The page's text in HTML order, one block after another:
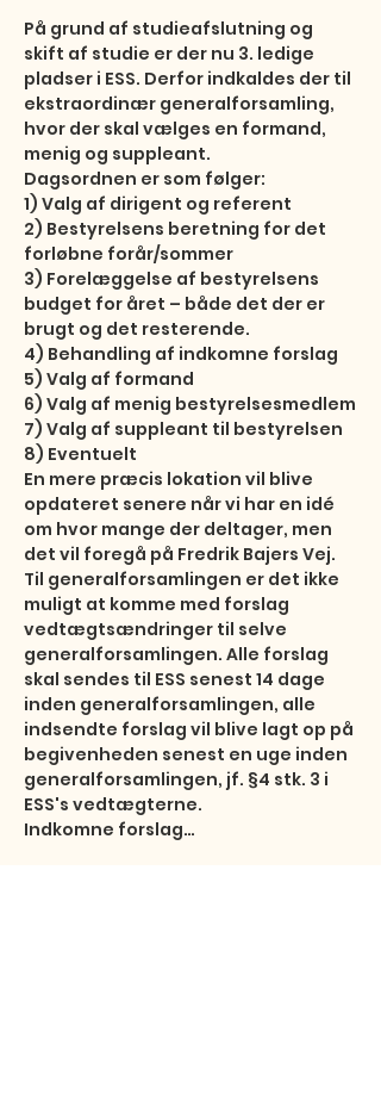
På grund af studieafslutning og
skift af studie er der nu 3. ledige
pladser i ESS. Derfor indkaldes der til
ekstraordinær generalforsamling,
hvor der skal vælges en formand,
menig og suppleant.
Dagsordnen er som følger:
1) Valg af dirigent og referent
2) Bestyrelsens beretning for det
forløbne forår/sommer
3) Forelæggelse af bestyrelsens
budget for året – både det der er
brugt og det resterende.
4) Behandling af indkomne forslag
5) Valg af formand
6) Valg af menig bestyrelsesmedlem
7) Valg af suppleant til bestyrelsen
8) Eventuelt
En mere præcis lokation vil blive
opdateret senere når vi har en idé
om hvor mange der deltager, men
det vil foregå på Fredrik Bajers Vej.
Til generalforsamlingen er det ikke
muligt at komme med forslag
vedtægtsændringer til selve
generalforsamlingen. Alle forslag
skal sendes til ESS senest 14 dage
inden generalforsamlingen, alle
indsendte forslag vil blive lagt op på
begivenheden senest en uge inden
generalforsamlingen, jf. §4 stk. 3 i
ESS's vedtægterne.
Indkomne forslag…